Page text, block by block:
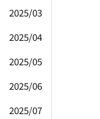
2025/03
2025/04
2025/05
2025/06
2025/07